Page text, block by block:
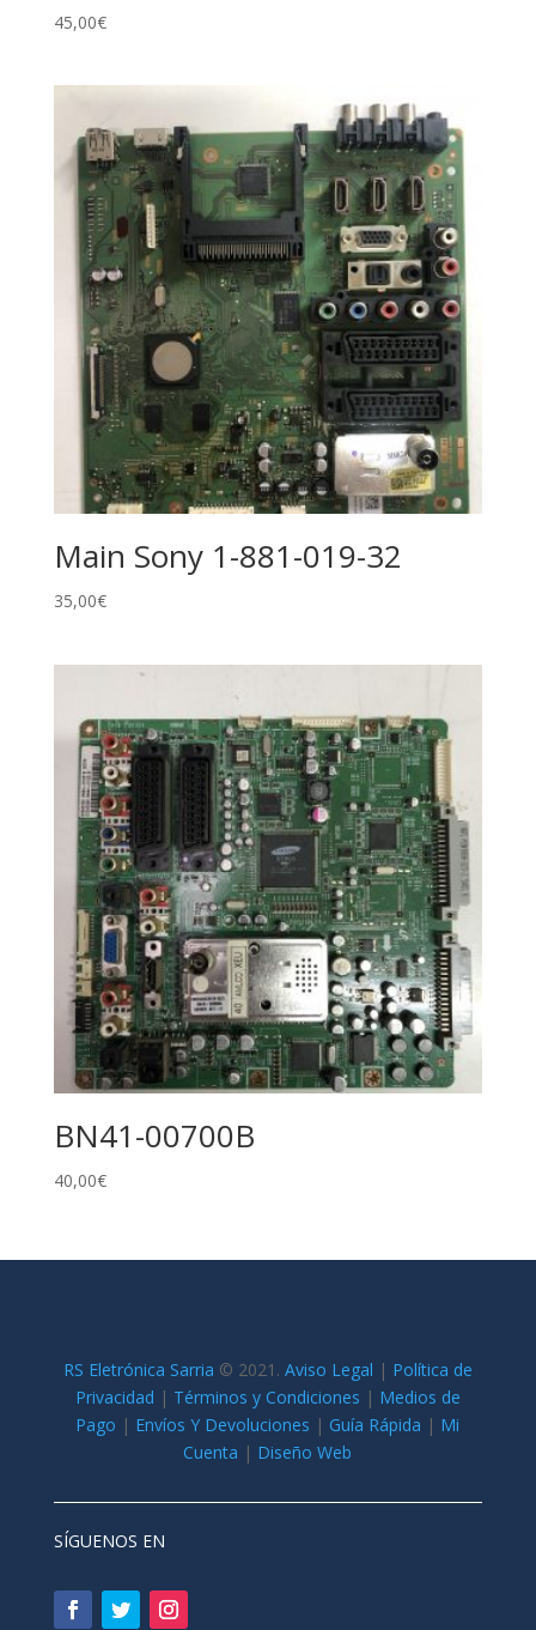
45,00€
Main Sony 1-881-019-32
35,00€
BN41-00700B
40,00€
RS Eletrónica Sarria © 2021. Aviso Legal | Política de
Privacidad | Términos y Condiciones | Medios de
Pago | Envíos Y Devoluciones | Guía Rápida | Mi
Cuenta | Diseño Web
SÍGUENOS EN